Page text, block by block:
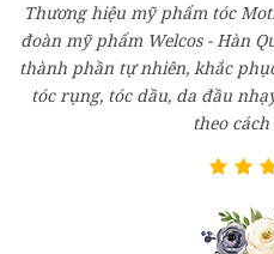
Thương hiệu mỹ phẩm tóc
đoàn mỹ phẩm Welcos - Hàn
thành phần tự nhiên, khắc
tóc rụng, tóc dầu, da đầu
theo